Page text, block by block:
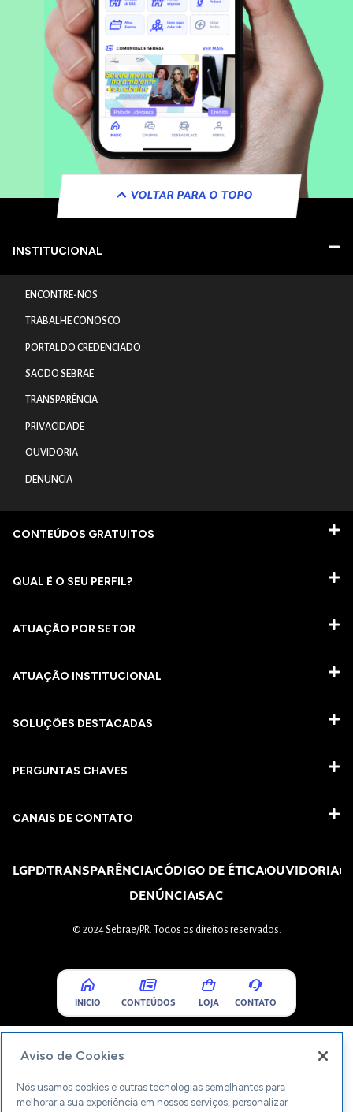
VOLTAR PARA O TOPO
INSTITUCIONAL
ENCONTRE-NOS
TRABALHE CONOSCO
PORTAL DO CREDENCIADO
SAC DO SEBRAE
TRANSPARÊNCIA
PRIVACIDADE
OUVIDORIA
DENUNCIA
CONTEÚDOS GRATUITOS
QUAL É O SEU PERFIL?
ATUAÇÃO POR SETOR
ATUAÇÃO INSTITUCIONAL
SOLUÇÕES DESTACADAS
PERGUNTAS CHAVES​
CANAIS DE CONTATO
LGPDTRANSPARÊNCIACÓDIGO DE ÉTICAOUVIDORIA
DENÚNCIASAC
© 2024 Sebrae/PR. Todos os direitos reservados.
INICIO CONTEÚDOS LOJA CONTATO
Aviso de Cookies
Nós usamos cookies e outras tecnologias semelhantes para
melhorar a sua experiência em nossos serviços, personalizar